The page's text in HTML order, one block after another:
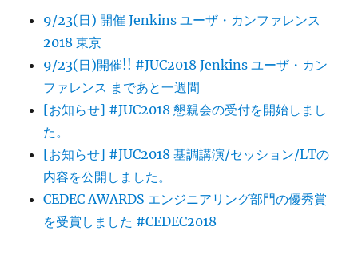
9/23(日) 開催 Jenkins ユーザ・カンファレンス
2018 東京
9/23(日)開催!! #JUC2018 Jenkins ユーザ・カン
ファレンス まであと一週間
[お知らせ] #JUC2018 懇親会の受付を開始しまし
た。
[お知らせ] #JUC2018 基調講演/セッション/LTの
内容を公開しました。
CEDEC AWARDS エンジニアリング部門の優秀賞
を受賞しました #CEDEC2018